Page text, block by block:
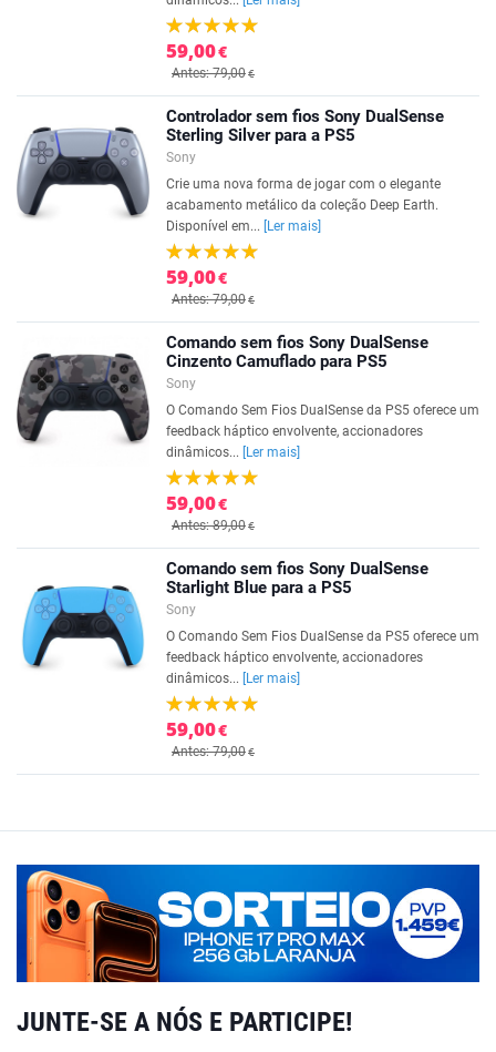
59,00€
Antes: 79,00€
Controlador sem fios Sony DualSense
Sterling Silver para a PS5
Sony
Crie uma nova forma de jogar com o elegante
acabamento metálico da coleção Deep Earth.
Disponível em...
[Ler mais]
59,00€
Antes: 79,00€
Comando sem fios Sony DualSense
Cinzento Camuflado para PS5
Sony
O Comando Sem Fios DualSense da PS5 oferece um
feedback háptico envolvente, accionadores
dinâmicos...
[Ler mais]
59,00€
Antes: 89,00€
Comando sem fios Sony DualSense
Starlight Blue para a PS5
Sony
O Comando Sem Fios DualSense da PS5 oferece um
feedback háptico envolvente, accionadores
dinâmicos...
[Ler mais]
59,00€
Antes: 79,00€
JUNTE-SE A NÓS E PARTICIPE!